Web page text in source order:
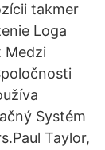
takmer
Loga
Medzi
Systém
Taylor,